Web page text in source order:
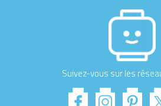
Suivez-vous sur les